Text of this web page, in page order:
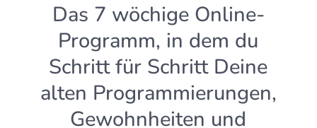
Das 7 wöchige Online-
Programm, in dem du
Schritt für Schritt Deine
alten Programmierungen,
Gewohnheiten und